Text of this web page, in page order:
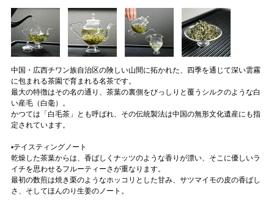
中国・広西チワン族自治区の険しい山間に拓かれた、四季を通じて深い雲霧
に包まれる茶園で育まれる名茶です。
最大の特徴はその名の通り、茶葉の裏側をびっしりと覆うシルクのような白
い産毛（白毫）。
かつては「白毛茶」とも呼ばれ、その伝統製法は中国の無形文化遺産にも指
定されています。
▪️テイスティングノート
乾燥した茶葉からは、香ばしくナッツのような香りが漂い、そこに優しいラ
イチを思わせるフルーティーさが重なります。
最初の数煎は焼き栗のようなホッコリとした甘み、サツマイモの皮の香ばし
さ、そしてほんのり生姜のノート。